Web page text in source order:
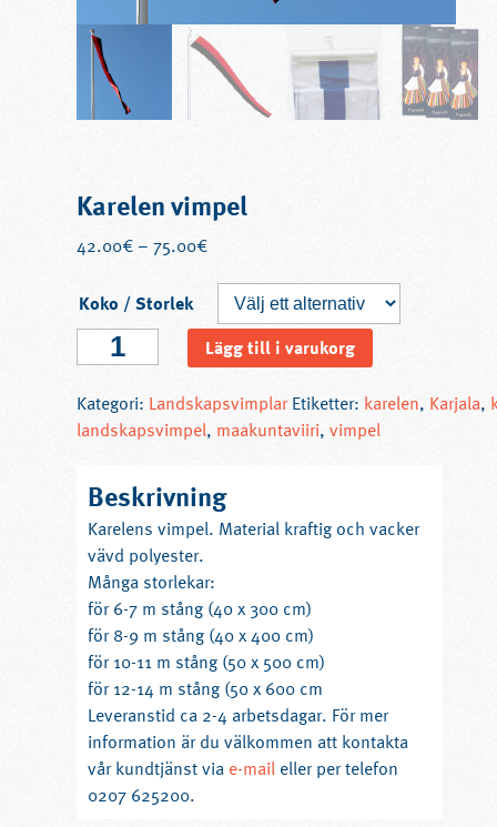
Karelen vimpel
42.00€– 75.00€
Koko / Storlek
Karelen
vimpel
mängd
Lägg till i varukorg
Kategori: Landskapsvimplar Etiketter: karelen, Karjala,
landskapsvimpel, maakuntaviiri, vimpel
Beskrivning
Karelens vimpel. Material kraftig och vacker
vävd polyester.
Många storlekar:
för 6-7 m stång (40 x 300 cm)
för 8-9 m stång (40 x 400 cm)
för 10-11 m stång (50 x 500 cm)
för 12-14 m stång (50 x 600 cm
Leveranstid ca 2-4 arbetsdagar. För mer
information är du välkommen att kontakta
vår kundtjänst via e-mail eller per telefon
0207 625200.